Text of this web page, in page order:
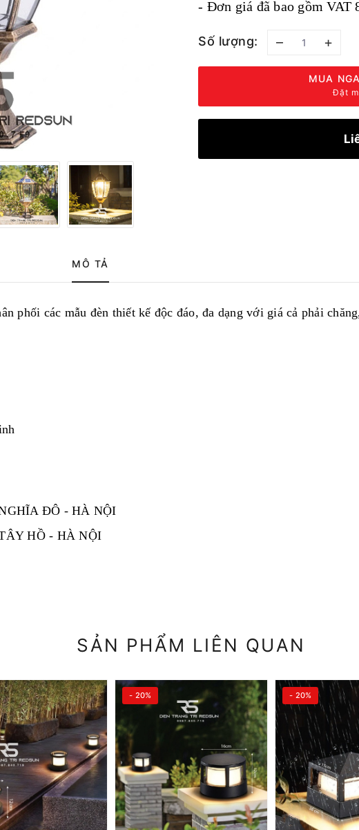
- Đơn giá đã bao gồm VAT
Số lượng: – +
MUA
Đặt
MÔ TẢ
phối các mẫu đèn thiết kế độc đáo, đa dạng với giá cả phải
ĐÔ - HÀ NỘI
HỒ - HÀ NỘI
SẢN PHẨM LIÊN QUAN
- 20% - 20%